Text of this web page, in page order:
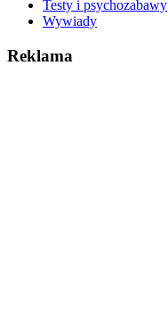
Testy i psychozabawy
Wywiady
Reklama